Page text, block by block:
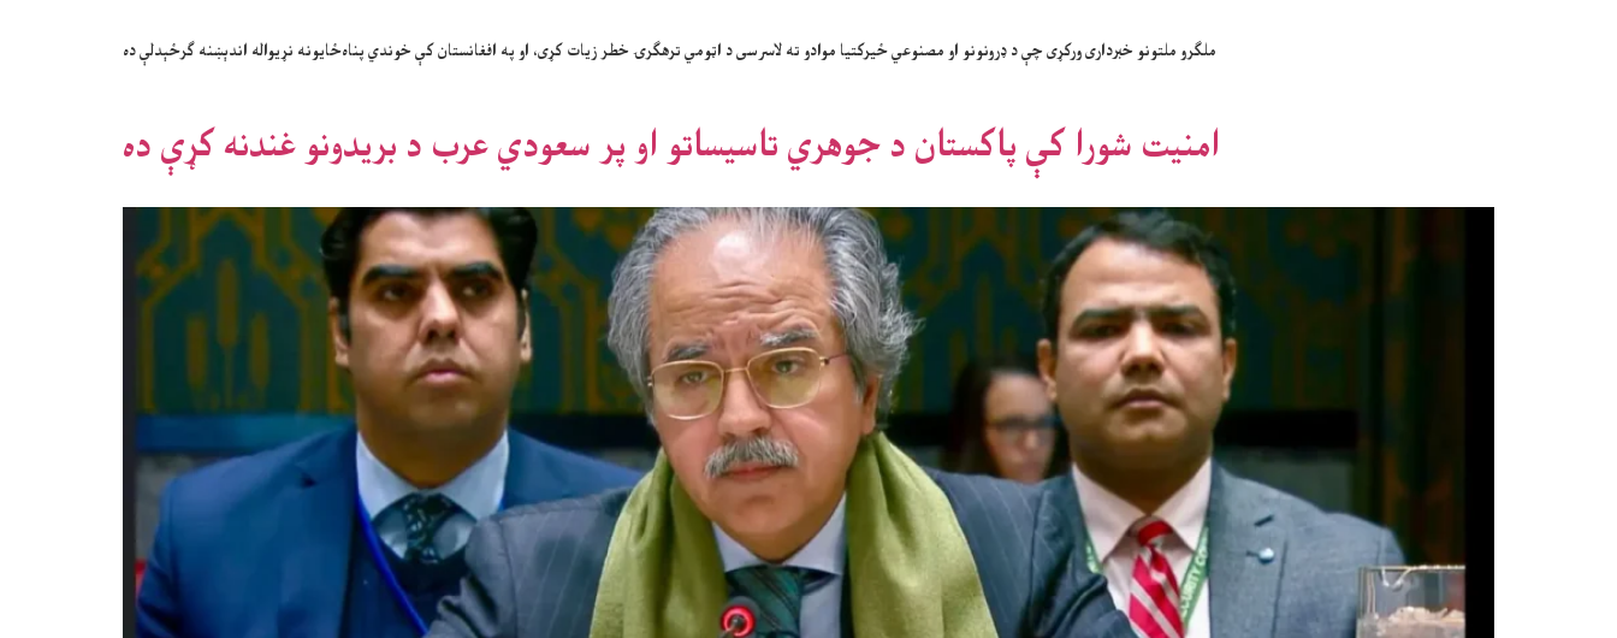
ملګرو ملتونو خبرداری ورکړی چې د ډرونونو او مصنوعي ځیرکتیا موادو ته لاسرسی د اټومي ترهګرۍ خطر زیات کړی، او په افغانستان کې خوندي پناه‌ځایونه نړیواله اندېښنه ګرځېدلې ده
امنیت شورا کې پاکستان د جوهري تاسیساتو او پر سعودي عرب د بریدونو غندنه کړې ده